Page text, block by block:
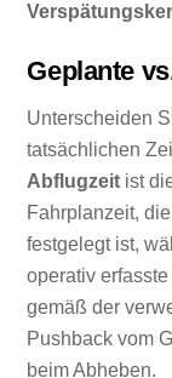
Geplante
Unterscheiden
tatsächlichen
Abflugzeit ist
Fahrplanzeit,
festgelegt ist,
operativ
gemäß der
Pushback vom
beim Abheben.